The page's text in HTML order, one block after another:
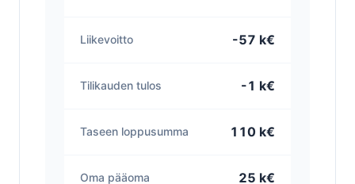
Liikevoitto -57 k€
Tilikauden tulos -1 k€
Taseen loppusumma 110 k€
Oma pääoma 25 k€